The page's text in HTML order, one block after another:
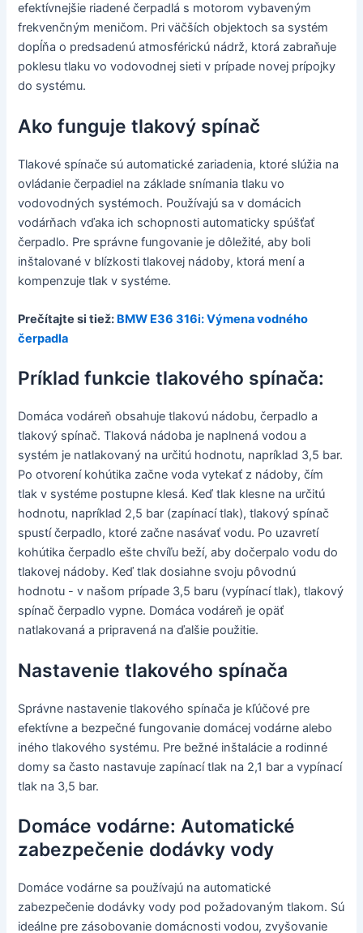
efektívnejšie riadené čerpadlá s motorom vybaveným
frekvenčným meničom. Pri väčších objektoch sa systém
dopĺňa o predsadenú atmosférickú nádrž, ktorá zabraňuje
poklesu tlaku vo vodovodnej sieti v prípade novej prípojky
do systému.
Ako funguje tlakový spínač
Tlakové spínače sú automatické zariadenia, ktoré slúžia na
ovládanie čerpadiel na základe snímania tlaku vo
vodovodných systémoch. Používajú sa v domácich
vodárňach vďaka ich schopnosti automaticky spúšťať
čerpadlo. Pre správne fungovanie je dôležité, aby boli
inštalované v blízkosti tlakovej nádoby, ktorá mení a
kompenzuje tlak v systéme.
Prečítajte si tiež: BMW E36 316i: Výmena vodného
čerpadla
Príklad funkcie tlakového spínača:
Domáca vodáreň obsahuje tlakovú nádobu, čerpadlo a
tlakový spínač. Tlaková nádoba je naplnená vodou a
systém je natlakovaný na určitú hodnotu, napríklad 3,5 bar.
Po otvorení kohútika začne voda vytekať z nádoby, čím
tlak v systéme postupne klesá. Keď tlak klesne na určitú
hodnotu, napríklad 2,5 bar (zapínací tlak), tlakový spínač
spustí čerpadlo, ktoré začne nasávať vodu. Po uzavretí
kohútika čerpadlo ešte chvíľu beží, aby dočerpalo vodu do
tlakovej nádoby. Keď tlak dosiahne svoju pôvodnú
hodnotu - v našom prípade 3,5 baru (vypínací tlak), tlakový
spínač čerpadlo vypne. Domáca vodáreň je opäť
natlakovaná a pripravená na ďalšie použitie.
Nastavenie tlakového spínača
Správne nastavenie tlakového spínača je kľúčové pre
efektívne a bezpečné fungovanie domácej vodárne alebo
iného tlakového systému. Pre bežné inštalácie a rodinné
domy sa často nastavuje zapínací tlak na 2,1 bar a vypínací
tlak na 3,5 bar.
Domáce vodárne: Automatické
zabezpečenie dodávky vody
Domáce vodárne sa používajú na automatické
zabezpečenie dodávky vody pod požadovaným tlakom. Sú
ideálne pre zásobovanie domácnosti vodou, zvyšovanie